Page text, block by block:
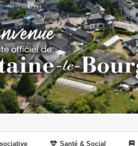
Santé & Social